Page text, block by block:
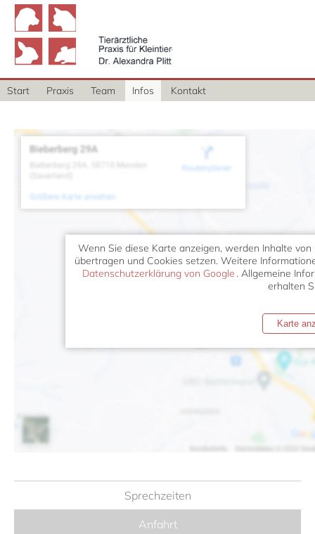
Tierärztliche Praxis für
Kleintiere - Dr. Alexandra
Plitt
Start Praxis Team Infos Kontakt
Wenn Sie diese Karte anzeigen, werden Inhalte
übertragen und Cookies setzen. Weitere
Datenschutzerklärung von Google . Allgemeine
erhalten
Karte
Sprechzeiten
Anfahrt